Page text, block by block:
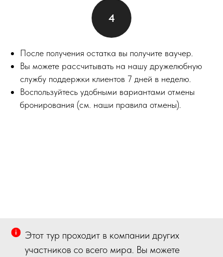
После получения остатка вы получите ваучер.
Вы можете рассчитывать на нашу дружелюбную
службу поддержки клиентов 7 дней в неделю.
Воспользуйтесь удобными вариантами отмены
бронирования (см. наши правила отмены).
Этот тур проходит в компании других
участников со всего мира. Вы можете